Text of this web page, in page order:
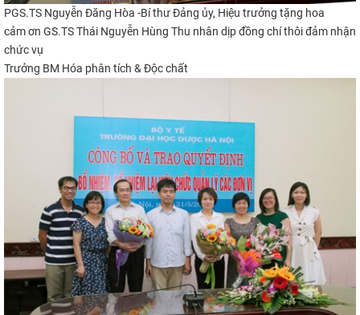
PGS.TS Nguyễn Đăng Hòa -Bí thư Đảng ủy, Hiệu trưởng​​ tặng hoa
cảm ơn GS.TS Thái Nguyễn Hùng Thu nhân dịp đồng chíthôi đảm nhận
chức vụ
Trưởng BM Hóa phân tích & Độc chất